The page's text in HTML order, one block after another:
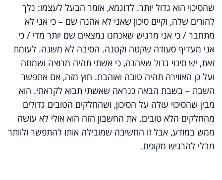
שהסיכוי הוא גדול יותר. לדוגמא, אומר הבעל לעצמו: נלך
להורים שלה, וקיים סיכון שאני לא אהנה שם – כי אני לא
מתחבר / כי אני מרגיש שאנחנו נמצאים שם יותר מדי / כי
אני מעדיף סעודה שקטה וקטנה. הסיבה לא משנה. לעומת
זאת, יש סיכוי גדול שאהנה, כי אשתי תהיה מרוצה ושמחה
ועל כן האווירה תהיה טובה ואוהבת. חוץ מזה, אם אתפשר
השבת – בשבת הבאה כנראה שאשתי תבוא לקראתי. הוא
מבין שהסיכוי עולה על הסיכון, ושהחלקים הטובים גדולים
מהחלקים הלא טובים. את החשבון הזה הוא אולי לא עושה
ממש במודע, אבל זו החשיבה שמובילה אותו להתפשר ולוותר
מבלי להרגיש מקופח.